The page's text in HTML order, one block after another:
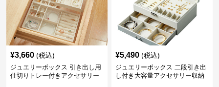
¥3,660 (税込)
ジュエリーボックス 引き出し用
仕切りトレー付きアクセサリー
¥5,490 (税込)
ジュエリーボックス 二段引き出
し付き大容量アクセサリー収納